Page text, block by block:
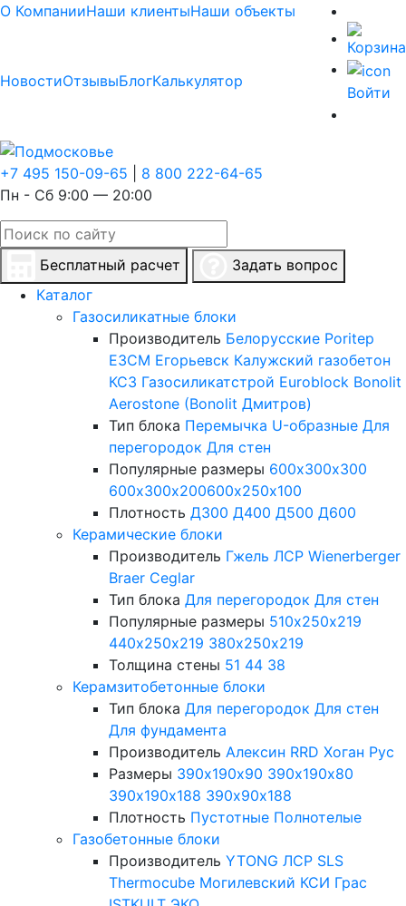
О КомпанииНаши клиентыНаши объекты
НовостиОтзывыБлогКалькулятор
Войти
+7 495 150-09-65
8 800 222-64-65
Пн - Сб 9:00 — 20:00
Бесплатный расчет
Задать вопрос
Каталог
Газосиликатные блоки
Производитель Белорусские Poritep
ЕЗСМ Егорьевск Калужский газобетон
КСЗ Газосиликатстрой Euroblock Bonolit
Aerostone (Bonolit Дмитров)
Тип блока Перемычка U-образные Для
перегородок Для стен
Популярные размеры 600х300х300
600х300х200600х250х100
Плотность Д300 Д400 Д500 Д600
Керамические блоки
Производитель Гжель ЛСР Wienerberger
Braer Ceglar
Тип блока Для перегородок Для стен
Популярные размеры 510х250х219
440х250х219 380х250х219
Толщина стены 51 44 38
Керамзитобетонные блоки
Тип блока Для перегородок Для стен
Для фундамента
Производитель Алексин RRD Хоган Рус
Размеры 390х190х90 390х190х80
390х190х188 390х90х188
Плотность Пустотные Полнотелые
Газобетонные блоки
Производитель YTONG ЛСР SLS
Thermocube Могилевский КСИ Грас